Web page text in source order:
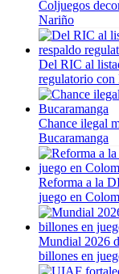
Coljuegos
Nariño
Del RIC al
regulatorio
Chance ilegal
Bucaramanga
Reforma a la
juego en
Mundial 2026
billones en